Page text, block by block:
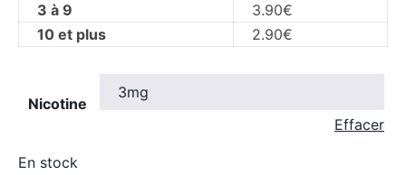
3 à 9
3.90€
10 et plus
2.90€
Nicotine
Effacer
En stock